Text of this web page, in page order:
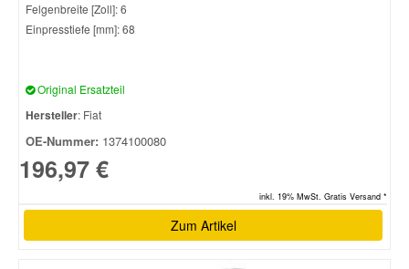
Felgenbreite [Zoll]: 6
Einpresstiefe [mm]: 68
Original Ersatzteil
Hersteller: Fiat
OE-Nummer: 1374100080
196,97 €
inkl. 19% MwSt. Gratis Versand *
Zum Artikel